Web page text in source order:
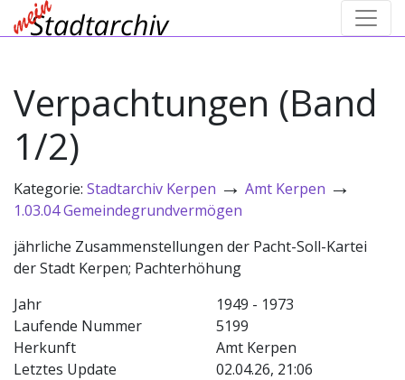
Verpachtungen (Band
1/2)
Kategorie: Stadtarchiv Kerpen → Amt Kerpen →
1.03.04 Gemeindegrundvermögen
jährliche Zusammenstellungen der Pacht-Soll-Kartei
der Stadt Kerpen; Pachterhöhung
Jahr
1949 - 1973
Laufende Nummer
5199
Herkunft
Amt Kerpen
Letztes Update
02.04.26, 21:06